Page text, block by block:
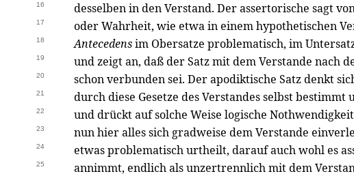
16 desselben in den Verstand. Der assertorische sagt
17 oder Wahrheit, wie etwa in einem hypothetischen
18 Antecedensim Obersatze problematisch, im
19 und zeigt an, daß der Satz mit dem Verstande nach
20 schon verbunden sei. Der apodiktische Satz denkt
21 durch diese Gesetze des Verstandes selbst
22 und drückt auf solche Weise logische
23 nun hier alles sich gradweise dem Verstande
24 etwas problematisch urtheilt, darauf auch wohl es
25 annimmt, endlich als unzertrennlich mit dem